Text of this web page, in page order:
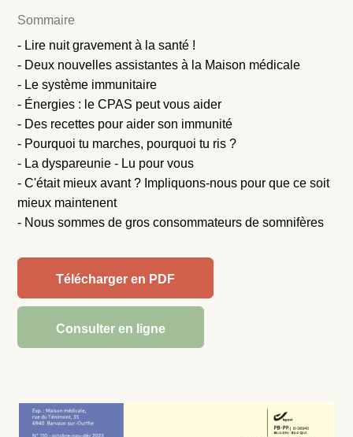
Sommaire
- Lire nuit gravement à la santé !
- Deux nouvelles assistantes à la Maison médicale
- Le système immunitaire
- Énergies : le CPAS peut vous aider
- Des recettes pour aider son immunité
- Pourquoi tu marches, pourquoi tu ris ?
- La dyspareunie - Lu pour vous
- C'était mieux avant ? Impliquons-nous pour que ce soit
mieux maintenent
- Nous sommes de gros consommateurs de somnifères
Télécharger en PDF
Consulter en ligne